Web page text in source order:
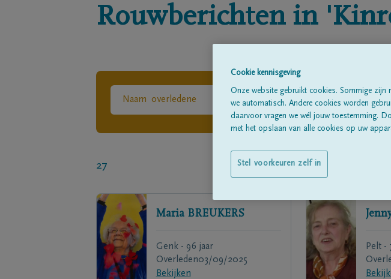
Rouwberichten in
27
Maria BREUKERS
Genk - 96 jaar
Overleden03/09/2025
Bekijken
Pelt -
Cookie kennisgeving
Onze website gebruikt cookies. Sommige
we automatisch. Andere cookies worden
daarvoor vragen we wél jouw toestemming.
met het opslaan van alle cookies op uw
Stel voorkeuren zelf in